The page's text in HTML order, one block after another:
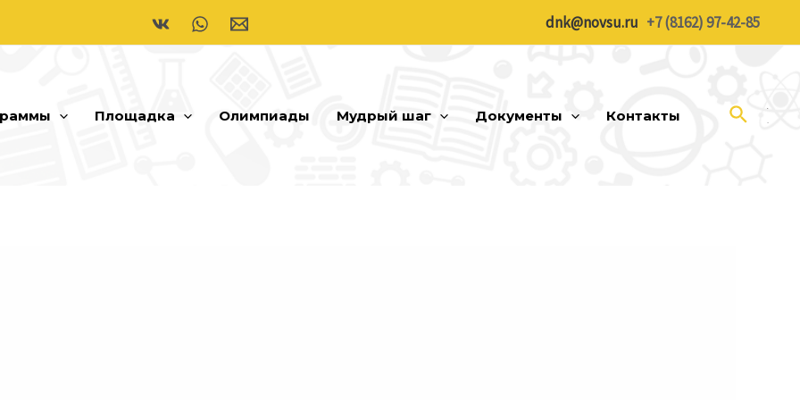
dnk@novsu.ru +7 (8162) 97-42-85
Площадка Олимпиады Мудрый шаг Документы Контакты Поиск